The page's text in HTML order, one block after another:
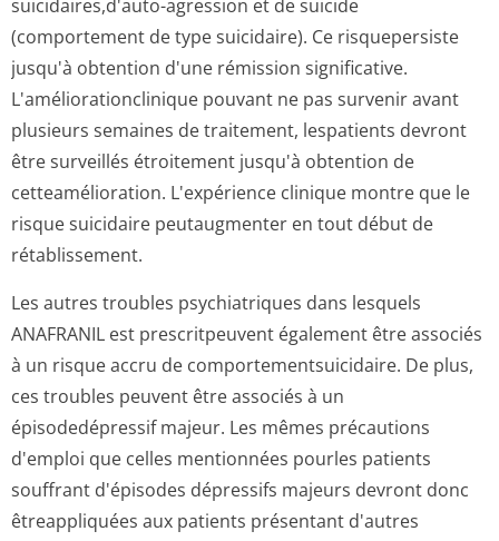
suicidaires,d'auto-agression et de suicide
(comportement de type suicidaire). Ce risquepersiste
jusqu'à obtention d'une rémission significative.
L'amélioration­clinique pouvant ne pas survenir avant
plusieurs semaines de traitement, lespatients devront
être surveillés étroitement jusqu'à obtention de
cetteamélioration. L'expérience clinique montre que le
risque suicidaire peutaugmenter en tout début de
rétablissement.
Les autres troubles psychiatriques dans lesquels
ANAFRANIL est prescritpeuvent également être associés
à un risque accru de comportementsu­icidaire. De plus,
ces troubles peuvent être associés à un
épisodedépressif majeur. Les mêmes précautions
d'emploi que celles mentionnées pourles patients
souffrant d'épisodes dépressifs majeurs devront donc
êtreappliquées aux patients présentant d'autres